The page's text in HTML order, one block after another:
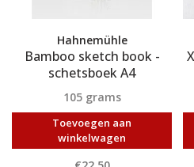
Hahnemühle
Bamboo sketch book -
schetsboek A4
105 grams
Toevoegen aan
winkelwagen